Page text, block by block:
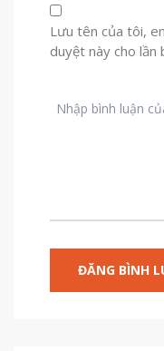
Lưu tên của tôi,
duyệt này cho lần